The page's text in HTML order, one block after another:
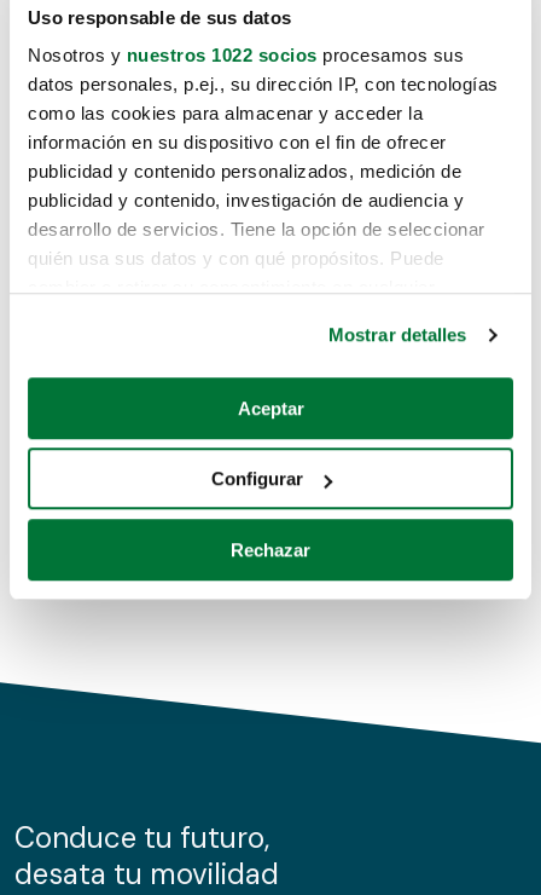
Uso responsable de sus datos
Nosotros y nuestros 1022 socios procesamos sus
datos personales, p.ej., su dirección IP, con tecnologías
como las cookies para almacenar y acceder la
información en su dispositivo con el fin de ofrecer
publicidad y contenido personalizados, medición de
publicidad y contenido, investigación de audiencia y
desarrollo de servicios. Tiene la opción de seleccionar
quién usa sus datos y con qué propósitos. Puede
Si lo permite, también quisiéramos:
Recopilar información sobre su ubicación geográfica
Identificar su dispositivo analizándolo activamente
para buscar características específicas (huellas
Obtenga más información sobre cómo se procesan sus
de cookies.
información sobre el uso que haga del sitio web con
nuestros partners de redes sociales, publicidad y análisis
Mostrar detalles
Aceptar
Configurar
Rechazar
Lo sentimos, no sabemos como
te hemos traido hasta aquí.
Pero puedes encontrar el coche que estás
buscando en alguno de estos enlaces:
Coches de segunda mano
Coches de km0
Conduce tu futuro,
desata tu movilidad